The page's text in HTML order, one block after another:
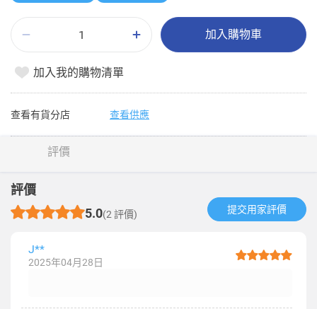
加入購物車
加入我的購物清單
查看有貨分店 查看供應
評價
評價
5.0(2 評價) 提交用家評價​
J**
2025年04月28日